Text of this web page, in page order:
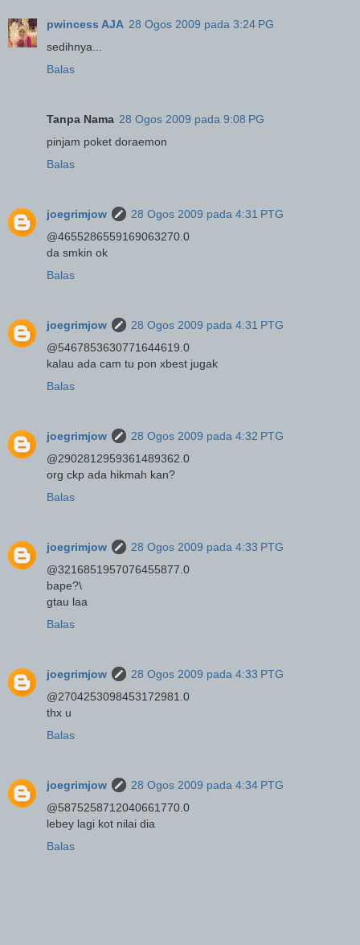
pwincess AJA 28 Ogos 2009 pada 3:24 PG
sedihnya...
Balas
Tanpa Nama 28 Ogos 2009 pada 9:08 PG
pinjam poket doraemon
Balas
joegrimjow
28 Ogos 2009 pada 4:31 PTG
@4655286559169063270.0
da smkin ok
Balas
joegrimjow
28 Ogos 2009 pada 4:31 PTG
@5467853630771644619.0
kalau ada cam tu pon xbest jugak
Balas
joegrimjow
28 Ogos 2009 pada 4:32 PTG
@2902812959361489362.0
org ckp ada hikmah kan?
Balas
joegrimjow
28 Ogos 2009 pada 4:33 PTG
@3216851957076455877.0
bape?\
gtau laa
Balas
joegrimjow
28 Ogos 2009 pada 4:33 PTG
@2704253098453172981.0
thx u
Balas
joegrimjow
28 Ogos 2009 pada 4:34 PTG
@5875258712040661770.0
lebey lagi kot nilai dia
Balas